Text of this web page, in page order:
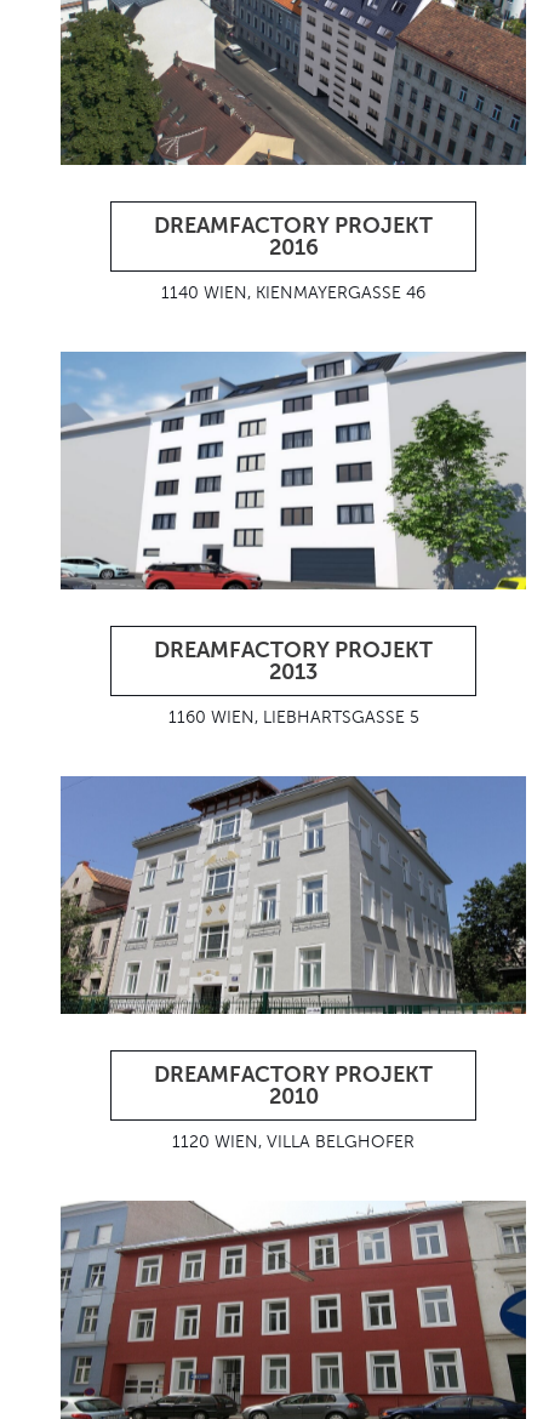
DREAMFACTORY PROJEKT
2016
1140 WIEN, KIENMAYERGASSE 46
DREAMFACTORY PROJEKT
2013
1160 WIEN, LIEBHARTSGASSE 5
DREAMFACTORY PROJEKT
2010
1120 WIEN, VILLA BELGHOFER